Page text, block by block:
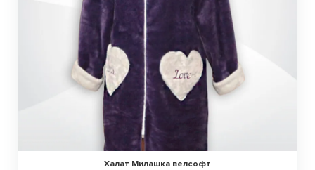
Халат Милашка велсофт